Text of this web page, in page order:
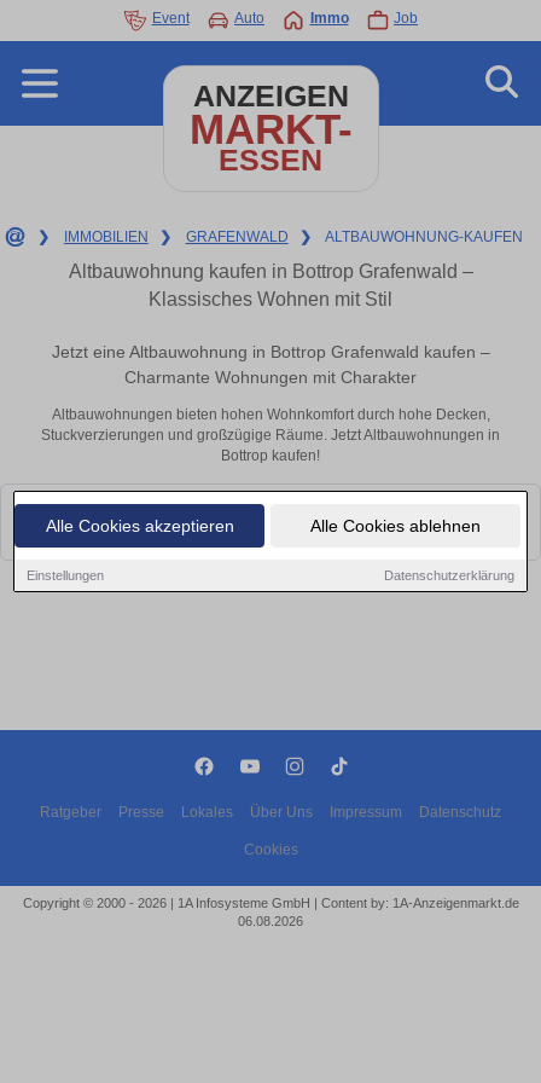
Alle Cookies akzeptieren Alle Cookies ablehnen
Einstellungen Datenschutzerklärung
Event Auto Immo Job
ANZEIGEN
MARKT-
ESSEN
❯ IMMOBILIEN ❯ GRAFENWALD ❯ ALTBAUWOHNUNG-KAUFEN
Altbauwohnung kaufen in Bottrop Grafenwald –
Klassisches Wohnen mit Stil
Jetzt eine Altbauwohnung in Bottrop Grafenwald kaufen –
Charmante Wohnungen mit Charakter
Altbauwohnungen bieten hohen Wohnkomfort durch hohe Decken,
Stuckverzierungen und großzügige Räume. Jetzt Altbauwohnungen in
Bottrop kaufen!
Leider konnten wir derzeit keine passenden Objekte finden. Schauen Sie
bald wieder vorbei!
Ratgeber Presse Lokales Über Uns Impressum Datenschutz
Cookies
Copyright © 2000 - 2026 | 1A Infosysteme GmbH | Content by: 1A-Anzeigenmarkt.de
06.08.2026